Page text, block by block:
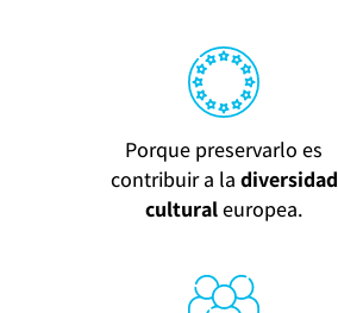
Porque preservarlo es
contribuir a la diversidad
culturaleuropea.